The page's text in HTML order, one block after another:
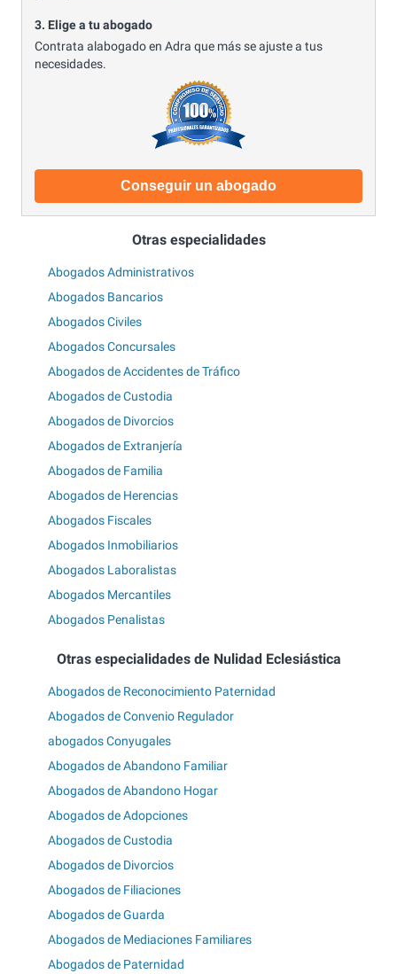
3. Elige a tu abogado
Contrata alabogado en Adra que más se ajuste a tus
necesidades.
Conseguir un abogado
Otras especialidades
Abogados Administrativos
Abogados Bancarios
Abogados Civiles
Abogados Concursales
Abogados de Accidentes de Tráfico
Abogados de Custodia
Abogados de Divorcios
Abogados de Extranjería
Abogados de Familia
Abogados de Herencias
Abogados Fiscales
Abogados Inmobiliarios
Abogados Laboralistas
Abogados Mercantiles
Abogados Penalistas
Otras especialidades de Nulidad Eclesiástica
Abogados de Reconocimiento Paternidad
Abogados de Convenio Regulador
abogados Conyugales
Abogados de Abandono Familiar
Abogados de Abandono Hogar
Abogados de Adopciones
Abogados de Custodia
Abogados de Divorcios
Abogados de Filiaciones
Abogados de Guarda
Abogados de Mediaciones Familiares
Abogados de Paternidad